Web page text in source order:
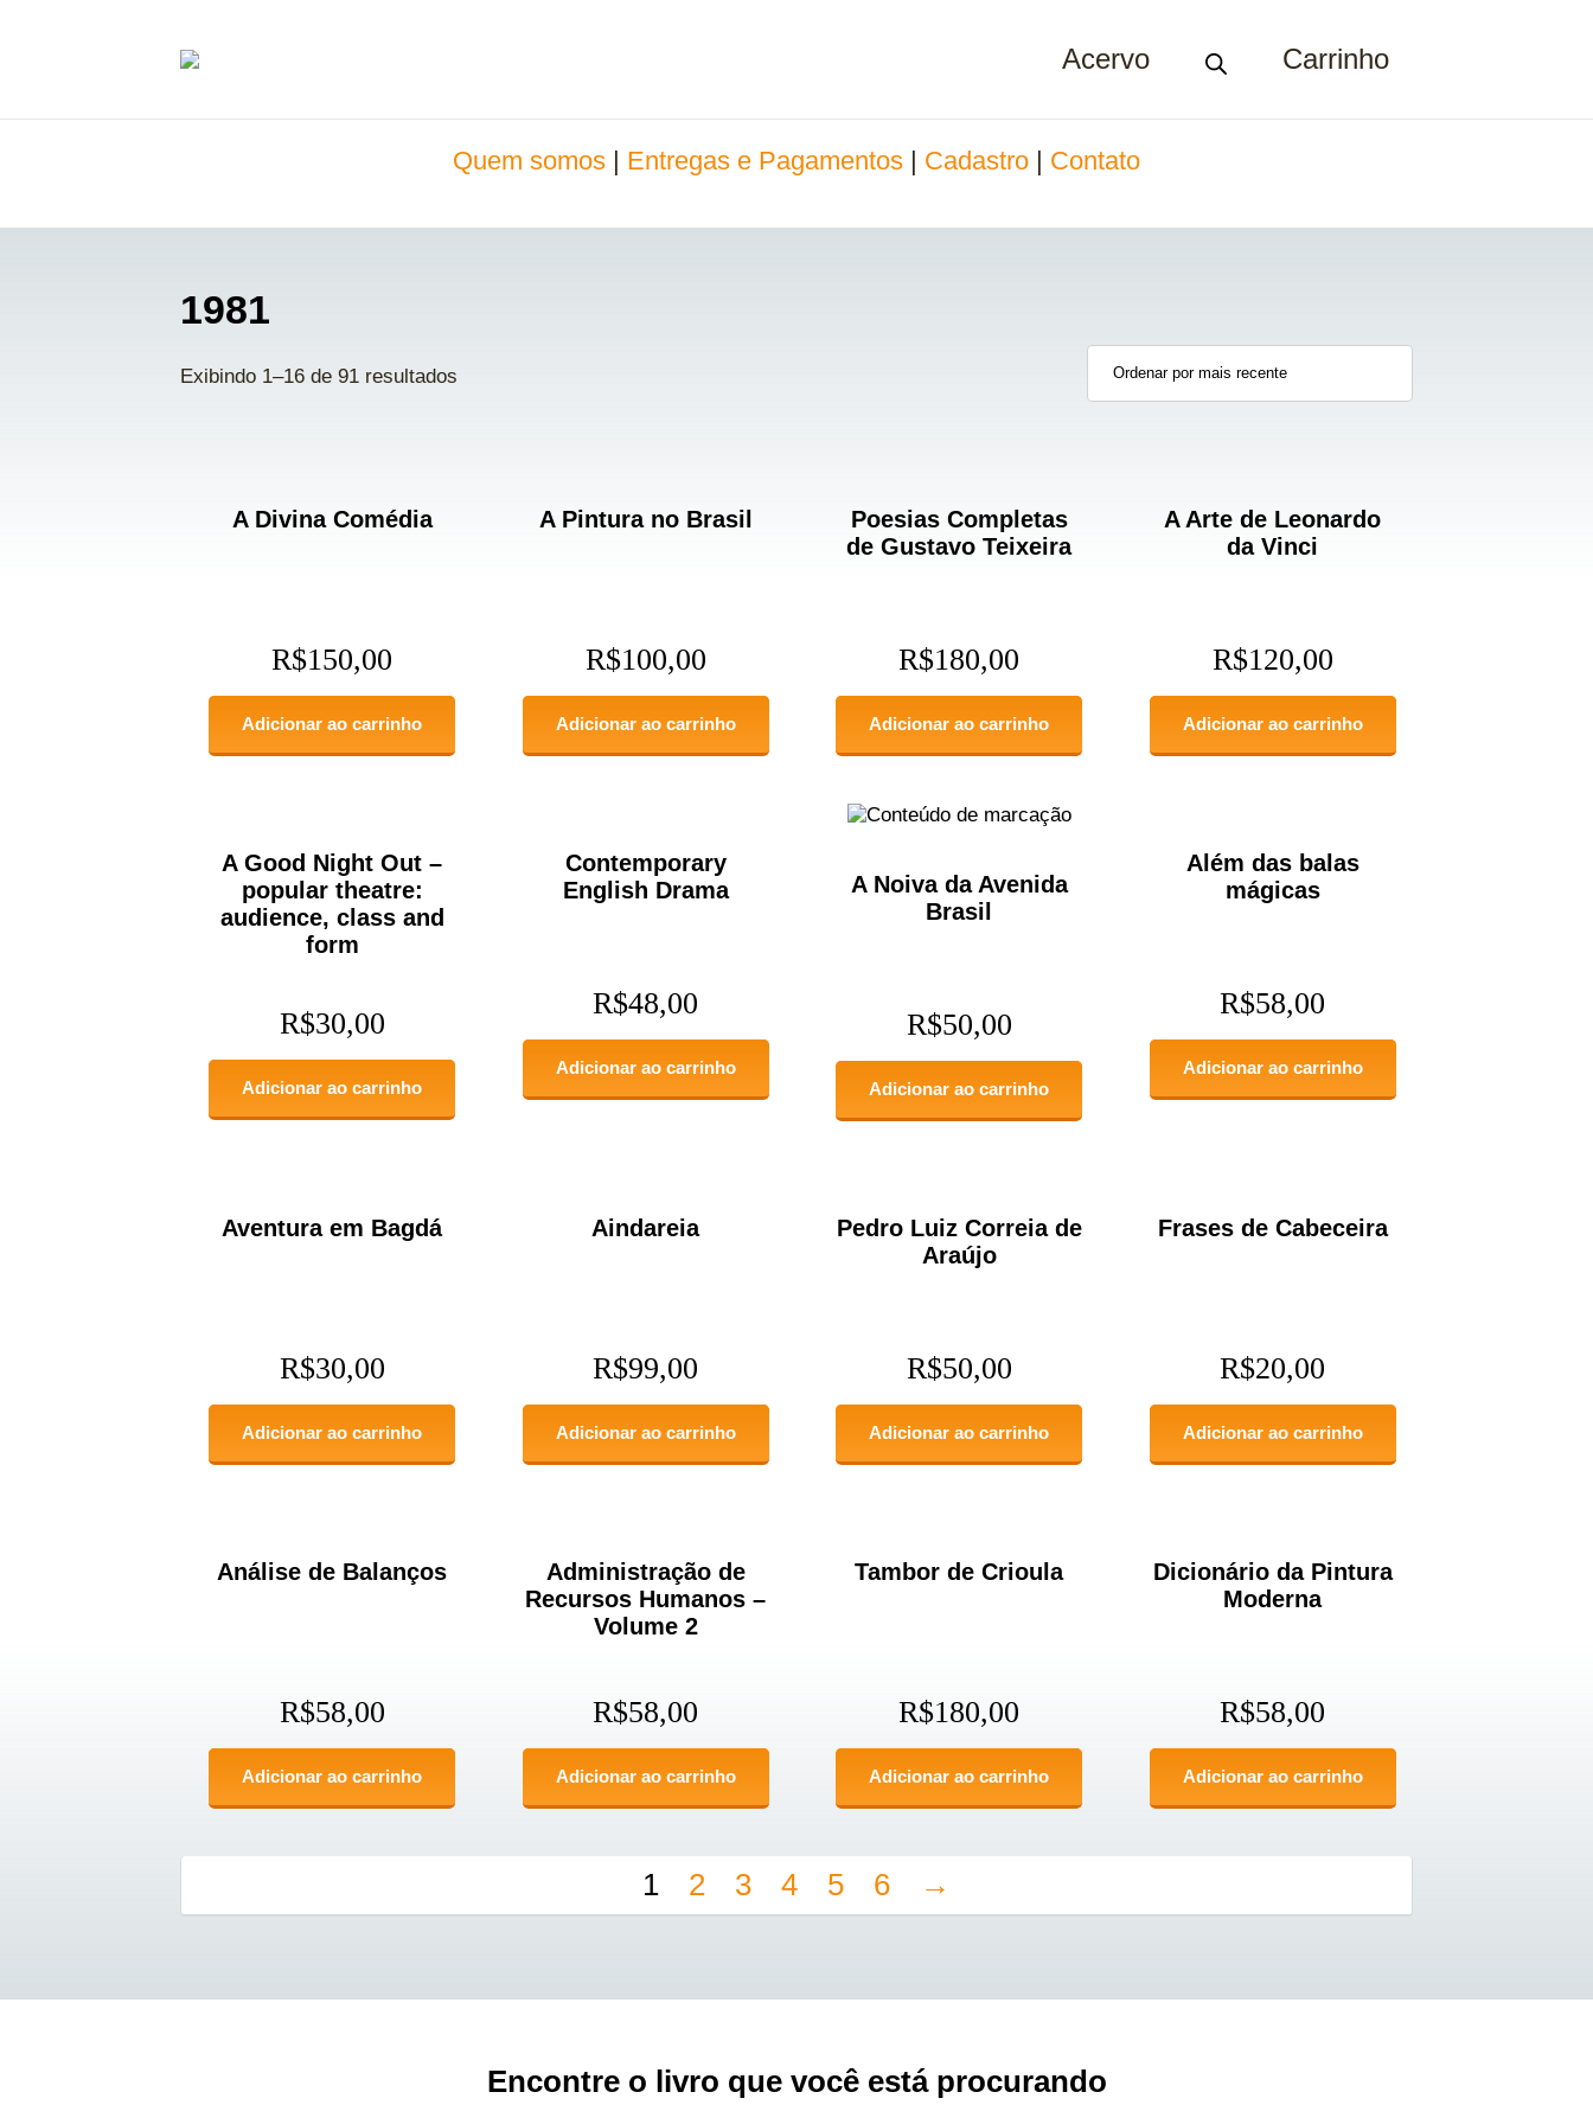
Acervo Carrinho
Quem somos Entregas e Pagamentos Cadastro Contato
1981
Exibindo 1–16 de 91 resultados
A Divina Comédia
R$150,00
Adicionar ao carrinho
A Pintura no Brasil
R$100,00
Adicionar ao carrinho
Poesias Completas
de Gustavo Teixeira
R$180,00
Adicionar ao carrinho
A Arte de Leonardo
da Vinci
R$120,00
Adicionar ao carrinho
A Good Night Out –
popular theatre:
audience, class and
form
R$30,00
Adicionar ao carrinho
Contemporary
English Drama
R$48,00
Adicionar ao carrinho
A Noiva da Avenida
Brasil
R$50,00
Adicionar ao carrinho
Além das balas
mágicas
R$58,00
Adicionar ao carrinho
Aventura em Bagdá
R$30,00
Adicionar ao carrinho
Aindareia
R$99,00
Adicionar ao carrinho
Pedro Luiz Correia de
Araújo
R$50,00
Adicionar ao carrinho
Frases de Cabeceira
R$20,00
Adicionar ao carrinho
Análise de Balanços
R$58,00
Adicionar ao carrinho
Administração de
Recursos Humanos –
Volume 2
R$58,00
Adicionar ao carrinho
Tambor de Crioula
R$180,00
Adicionar ao carrinho
Dicionário da Pintura
Moderna
R$58,00
Adicionar ao carrinho
1 2 3 4 5 6 →
Encontre o livro que você está procurando